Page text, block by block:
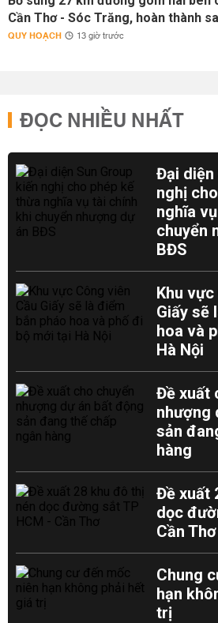
Cần Thơ - Sóc Trăng, hoàn thành
QUY HOẠCH 13 giờ trước
ĐỌC NHIỀU NHẤT
Đại diện
nghị
nghĩa
chuyển
BĐS
Khu
Giấy sẽ
hoa và
Hà Nội
Đề xuất
nhượng
sản
hàng
Đề xuất
dọc
Cần Thơ
Chung
hạn
trị